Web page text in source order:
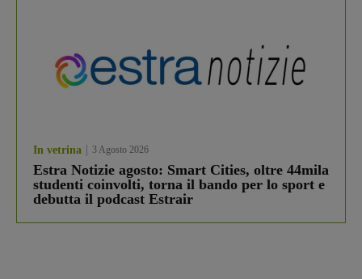
In vetrina 3 Agosto 2026
Estra Notizie agosto: Smart Cities, oltre 44mila
studenti coinvolti, torna il bando per lo sport e
debutta il podcast Estrair